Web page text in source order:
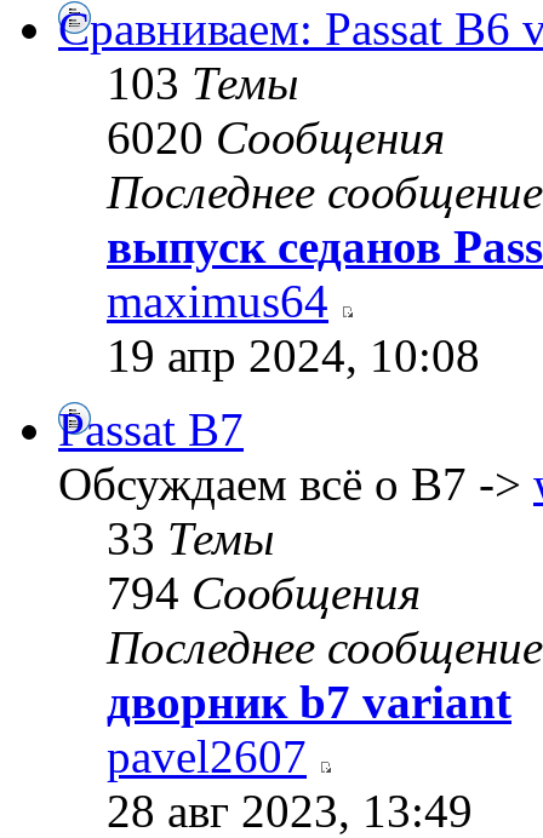
Сравниваем: Passat B6
103 Темы
6020 Сообщения
Последнее сообщение
выпуск седанов
maximus64
19 апр 2024, 10:08
Passat B7
Обсуждаем всё о B7 ->
33 Темы
794 Сообщения
Последнее сообщение
дворник b7 variant
pavel2607
28 авг 2023, 13:49